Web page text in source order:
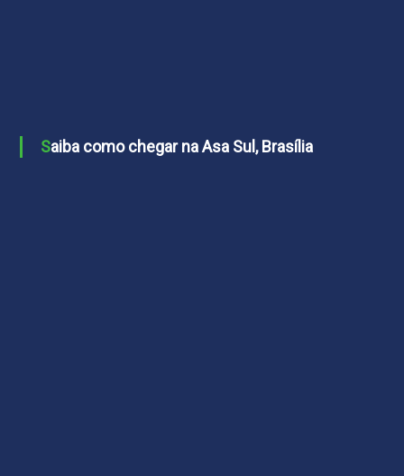
Saiba como chegar na Asa Sul, Brasília